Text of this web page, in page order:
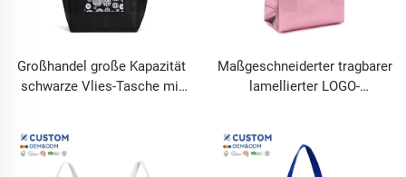
Großhandel große Kapazität
schwarze Vlies-Tasche mit
Hawaii Opihi-Druck, Büro-
Alltags-Einkaufstasche
Maßgeschneiderter tragbarer
lamellierter LOGO-
wiederverwendbare
Einkaufstasche mit Laser-